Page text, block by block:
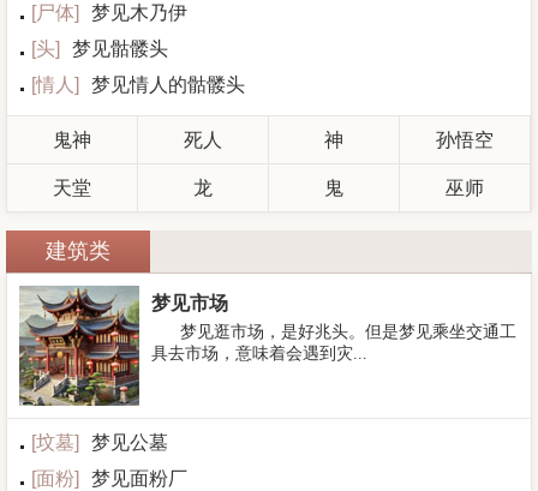
[尸体]
梦见木乃伊
[头]
梦见骷髅头
[情人 ] 梦见情人的骷髅头
鬼神 死人 神 孙悟空
天堂 龙 鬼 巫师
建筑类
梦见市场
梦见逛市场，是好兆头。但是梦见乘坐交通工
具去市场，意味着会遇到灾...
[坟墓]
梦见公墓
[面粉]
梦见面粉厂